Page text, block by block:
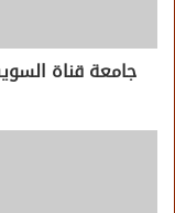
جامعة قناة